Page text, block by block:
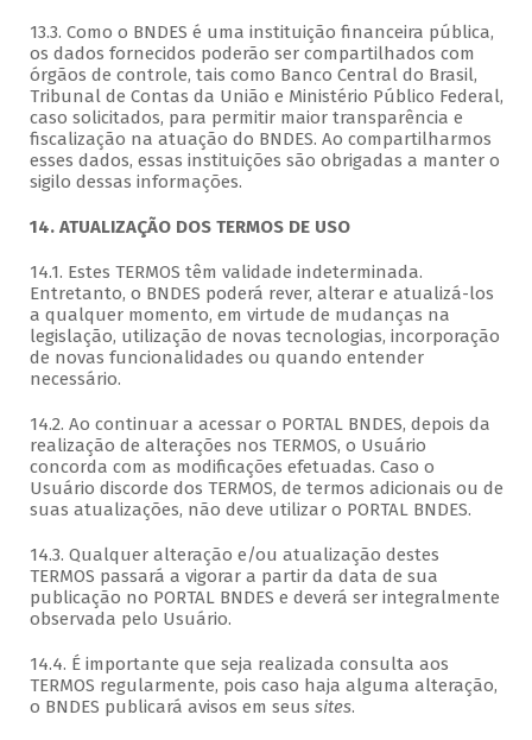
13.3. Como o BNDES é uma instituição financeira pública,
os dados fornecidos poderão ser compartilhados com
órgãos de controle, tais como Banco Central do Brasil,
Tribunal de Contas da União e Ministério Público Federal,
caso solicitados, para permitir maior transparência e
fiscalização na atuação do BNDES. Ao compartilharmos
esses dados, essas instituições são obrigadas a manter o
sigilo dessas informações.
14. ATUALIZAÇÃO DOS TERMOS DE USO
14.1. Estes TERMOS têm validade indeterminada.
Entretanto, o BNDES poderá rever, alterar e atualizá-los
a qualquer momento, em virtude de mudanças na
legislação, utilização de novas tecnologias, incorporação
de novas funcionalidades ou quando entender
necessário.
14.2. Ao continuar a acessar o PORTAL BNDES, depois da
realização de alterações nos TERMOS, o Usuário
concorda com as modificações efetuadas. Caso o
Usuário discorde dos TERMOS, de termos adicionais ou de
suas atualizações, não deve utilizar o PORTAL BNDES.
14.3. Qualquer alteração e/ou atualização destes
TERMOS passará a vigorar a partir da data de sua
publicação no PORTAL BNDES e deverá ser integralmente
observada pelo Usuário.
14.4. É importante que seja realizada consulta aos
TERMOS regularmente, pois caso haja alguma alteração,
o BNDES publicará avisos em seus sites.